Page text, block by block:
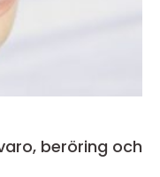
beröring och